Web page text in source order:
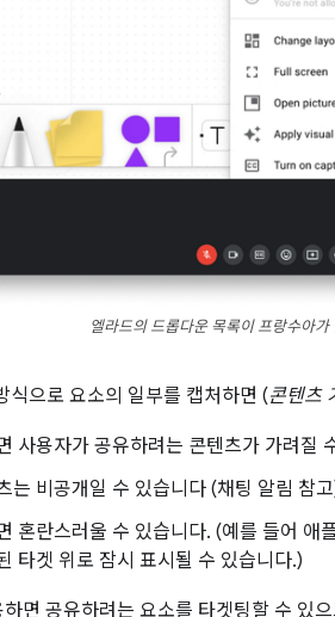
엘라드의 드롭다운 목록이 프랑수아
식으로 요소의 일부를 캡처하면 (콘텐츠
사용자가 공유하려는 콘텐츠가 가려질
는 비공개일 수 있습니다 (채팅 알림 참
혼란스러울 수 있습니다. (예를 들어 애
타겟 위로 잠시 표시될 수 있습니다.)
면 공유하려는 요소를 타겟팅할 수 있